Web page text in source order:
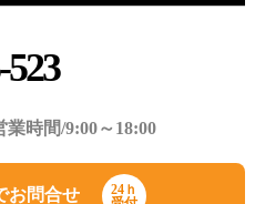
523
時間/9:00～18:00
お問合せ
24ｈ